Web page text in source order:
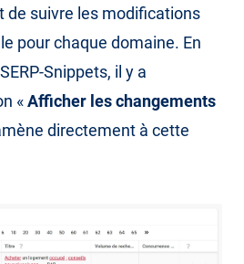
de suivre les modifications
pour chaque domaine. En
Snippets, il y a
«Afficher les changements
directement à cette